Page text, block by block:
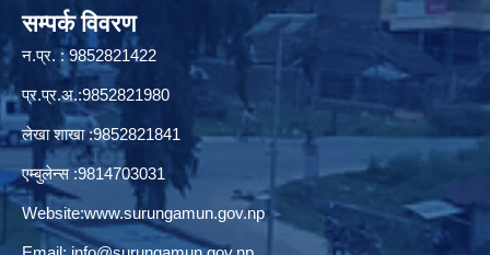
सम्पर्क विवरण
न.प्र. : 9852821422
प्र.प्र.अ.:9852821980
लेखा शाखा :9852821841
एम्बुलेन्स :9814703031
Website:www.surungamun.gov.np